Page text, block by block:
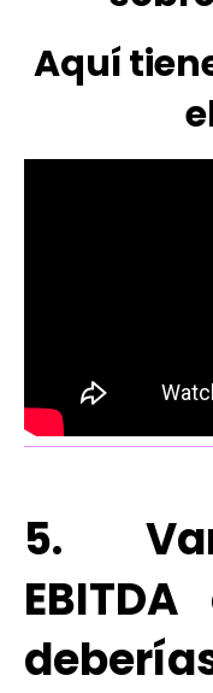
Aquí
5.